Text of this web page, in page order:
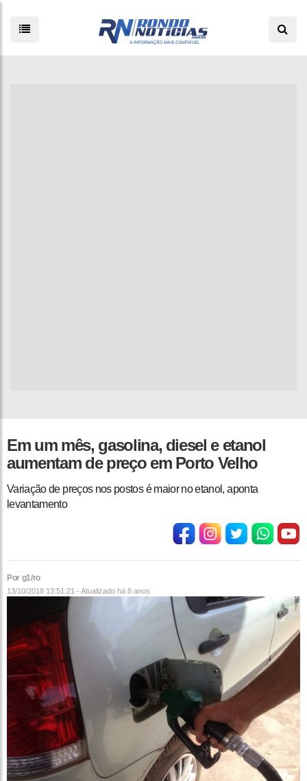
Em um mês, gasolina, diesel e etanol
aumentam de preço em Porto Velho
Variação de preços nos postos é maior no etanol, aponta
levantamento
Por g1/ro
13/10/2018 13:51:21 - Atualizado há 8 anos